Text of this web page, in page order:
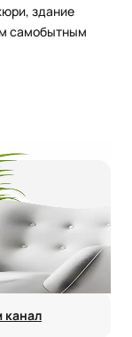
канал
здание
самобытным